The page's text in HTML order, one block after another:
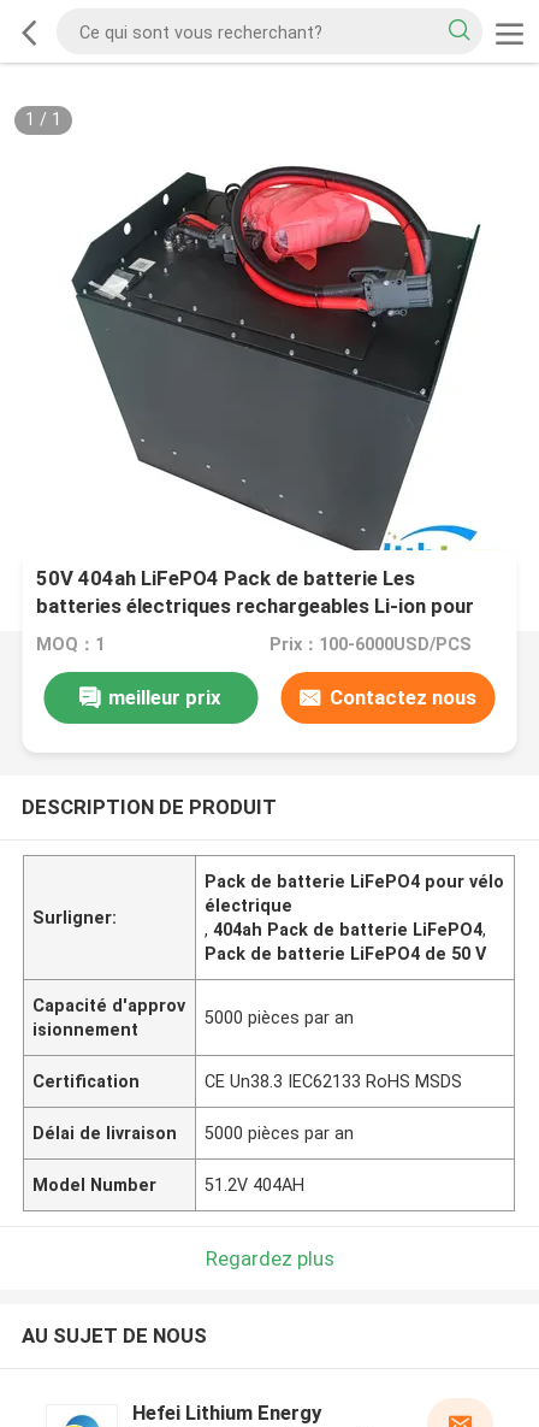
1 / 1
50V 404ah LiFePO4 Pack de batterie Les
batteries électriques rechargeables Li-ion pour
vélo électrique / voiture de golf / chariot élévateur
MOQ：1 Prix：100-6000USD/PCS
meilleur prix Contactez nous
DESCRIPTION DE PRODUIT
Surligner:
Pack de batterie LiFePO4 pour vélo
électrique
,404ah Pack de batterie LiFePO4,
Pack de batterie LiFePO4 de 50 V
Capacité d'approv
isionnement
5000 pièces par an
Certification CE Un38.3 IEC62133 RoHS MSDS
Délai de livraison 5000 pièces par an
Model Number 51.2V 404AH
Regardez plus
AU SUJET DE NOUS
Hefei Lithium Energy